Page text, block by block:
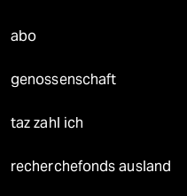
abo
genossenschaft
taz zahl ich
recherchefonds ausland